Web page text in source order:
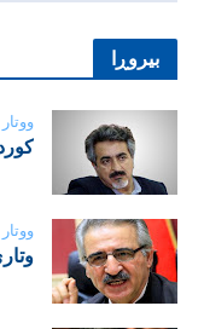
بیروڕا
ووتار
ووتار